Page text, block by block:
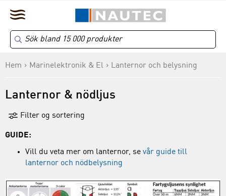
Hem Marinelektronik & El Lanternor och belysning
Lanternor & nödljus
Filter og sortering
GUIDE:
Vill du veta mer om lanternor, se vår guide till
lanternor och nödbelysning